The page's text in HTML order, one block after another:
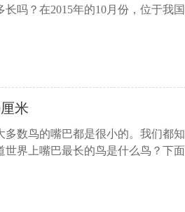
吗？在2015年的10月份，位于我
米
多数鸟的嘴巴都是很小的。我们都
世界上嘴巴最长的鸟是什么鸟？下